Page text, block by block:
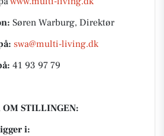
Søren Warburg, Direktør
swa@multi-living.dk
41 93 97 79
STILLINGEN:
i: